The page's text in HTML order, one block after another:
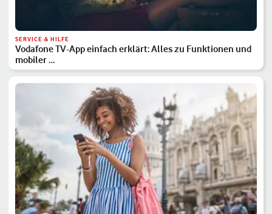
SERVICE & HILFE
Vodafone TV-App einfach erklärt: Alles zu Funktionen und
mobiler …